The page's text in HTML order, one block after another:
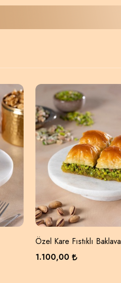
Özel Kare Fıstıklı Baklava
1.100,00